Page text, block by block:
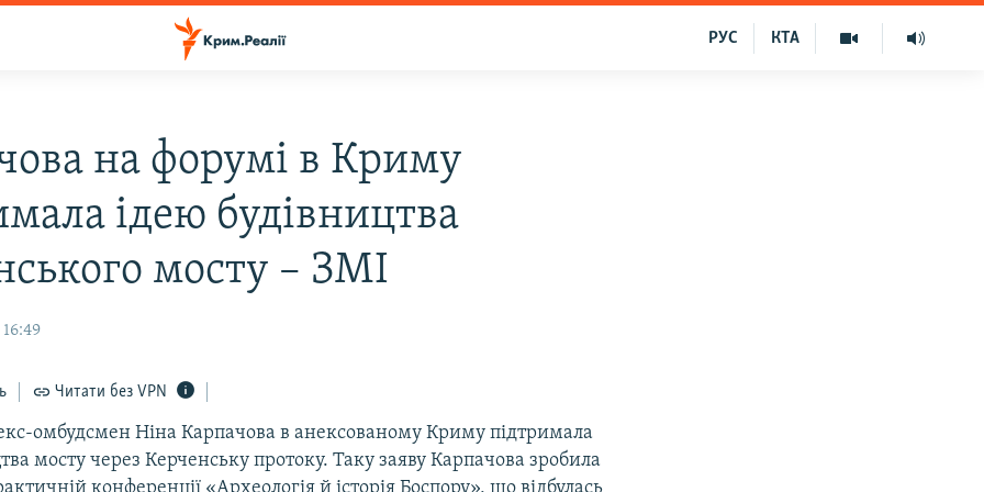
КТА
РУС
на форумі в Криму
ідею будівництва
мосту – ЗМІ
Читати без VPN
омбудсмен Ніна Карпачова в анексованому Криму підтримала
мосту через Керченську протоку. Таку заяву Карпачова зробила